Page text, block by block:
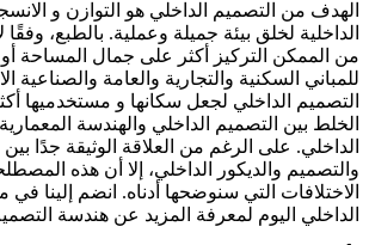
من التصميم الداخلي هو التوازن و الانسجام
لخلق بيئة جميلة وعملية. بالطبع، وفقًا
التركيز أكثر على جمال المساحة أو
السكنية والتجارية والعامة والصناعية
الداخلي لجعل سكانها و مستخدميها أكثر
بين التصميم الداخلي والهندسة المعمارية
على الرغم من العلاقة الوثيقة جدًا بين
والديكور الداخلي، إلا أن هذه المصطلحات
التي سنوضحها أدناه. انضم إلينا في
اليوم لمعرفة المزيد عن هندسة التصميم